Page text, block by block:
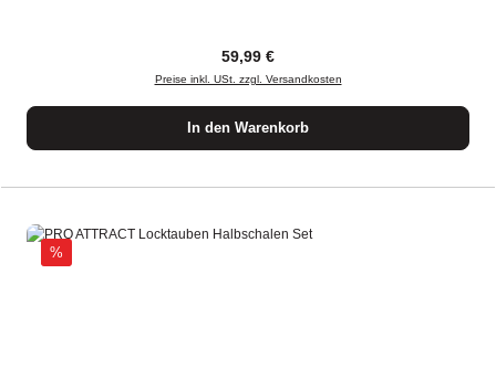
Regulärer Preis:
59,99 €
Preise inkl. USt. zzgl. Versandkosten
In den Warenkorb
%Rabatt